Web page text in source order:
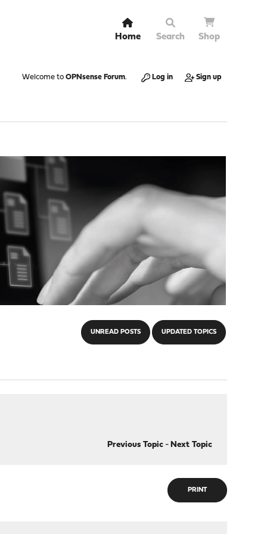
Home Search Shop
Welcome to OPNsense Forum. Log in Sign up
UNREAD POSTS UPDATED TOPICS
Previous Topic- Next Topic
PRINT